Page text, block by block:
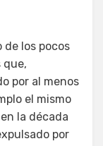
de los pocos
que,
por al menos
el mismo
la década
por